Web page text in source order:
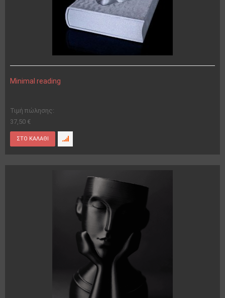
Minimal reading
Τιμή πώλησης:
37,50 €